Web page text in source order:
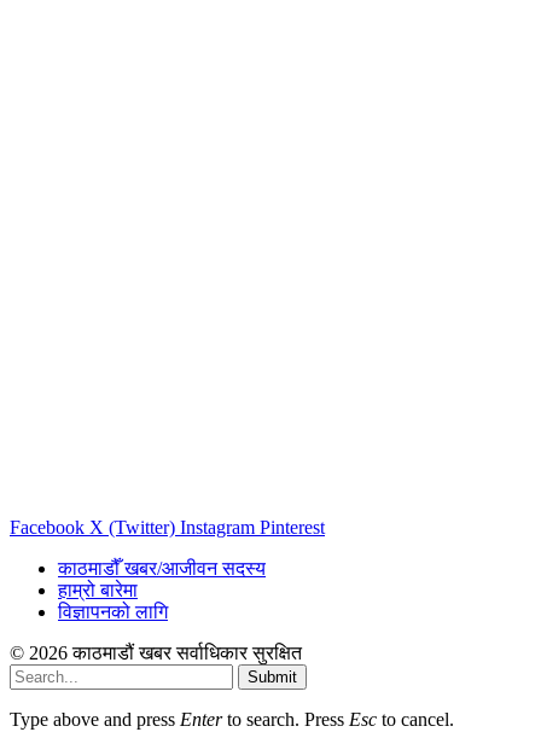
Facebook X (Twitter) Instagram Pinterest
काठमाडौँ खबर/आजीवन सदस्य
हाम्रो बारेमा
विज्ञापनको लागि
© 2026 काठमाडौं खबर सर्वाधिकार सुरक्षित
Submit
Type above and press Enterto search. Press Esc to cancel.